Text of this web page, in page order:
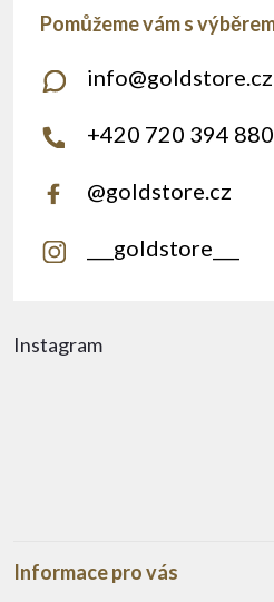
Instagram
Informace pro vás
info@goldstore.cz
+420 720 394 880
@goldstore.cz
___goldstore___